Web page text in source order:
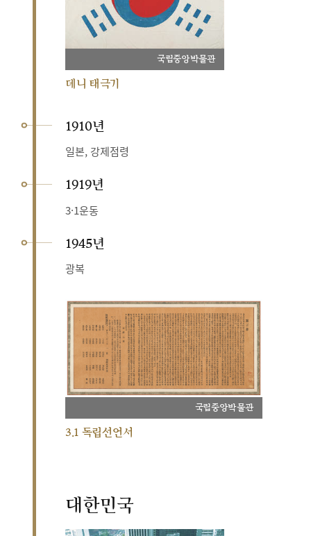
국립중앙박물관
데니 태극기
1910년
일본, 강제점령
1919년
3·1운동
1945년
광복
국립중앙박물관
3.1 독립선언서
대한민국